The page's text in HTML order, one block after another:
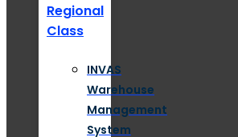
Regional
Class
INVAS
Warehouse
Management
System